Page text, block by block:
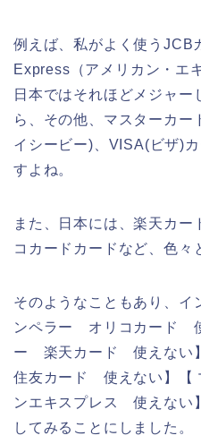
例えば、私がよく使うJCB
Express（アメリカン・エ
日本ではそれほどメジャー
ら、その他、マスターカ
イシービー)、VISA(ビザ)
すよね。
また、日本には、楽天カー
コカードカードなど、色々
そのようなこともあり、イ
ンペラー オリコカード
ー 楽天カード 使えない
住友カード 使えない】【
ンエキスプレス 使えない
してみることにしました。